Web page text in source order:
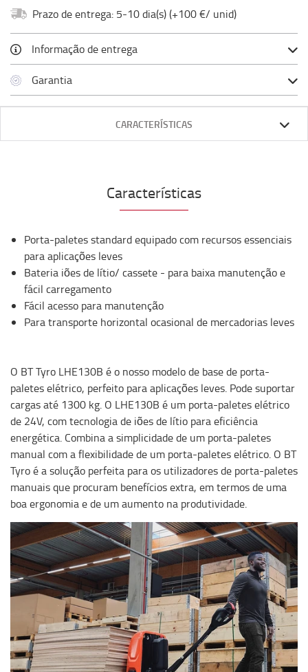
Prazo de entrega: 5-10 dia(s)(+100 €/ unid)
Informação de entrega
Garantia
CARACTERÍSTICAS
Características
Porta-paletes standard equipado com recursos essenciais
para aplicações leves
Bateria iões de lítio/ cassete - para baixa manutenção e
fácil carregamento
Fácil acesso para manutenção
Para transporte horizontal ocasional de mercadorias leves
O BT Tyro LHE130B é o nosso modelo de base de porta-
paletes elétrico, perfeito para aplicações leves. Pode suportar
cargas até 1300 kg. O LHE130B é um porta-paletes elétrico
de 24V, com tecnologia de iões de lítio para eficiência
energética. Combina a simplicidade de um porta-paletes
manual com a flexibilidade de um porta-paletes elétrico. O BT
Tyro é a solução perfeita para os utilizadores de porta-paletes
manuais que procuram benefícios extra, em termos de uma
boa ergonomia e de um aumento na produtividade.